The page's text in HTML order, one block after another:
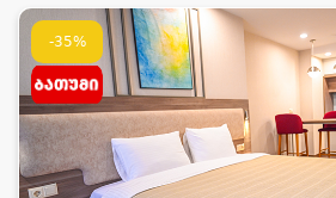
-35%